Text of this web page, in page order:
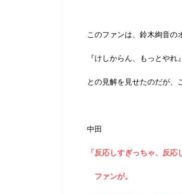
このファンは、鈴木絢音の
『けしからん、もっとやれ』
との見解を見せたのだが、
中田
「反応しすぎっちゃ、反応
ファンが。